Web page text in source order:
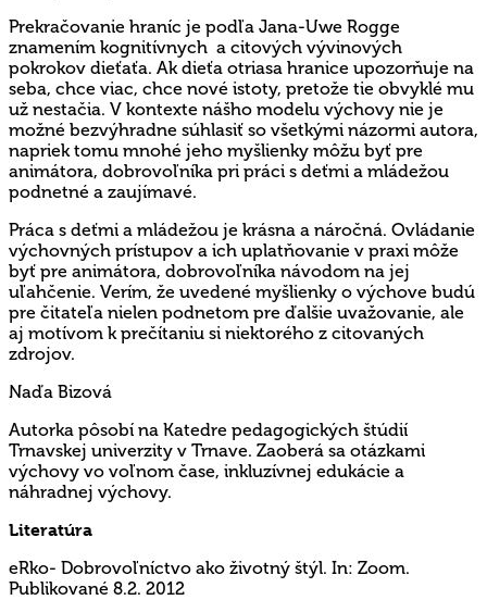
Prekračovanie hraníc je podľa Jana-Uwe Rogge
znamením kognitívnych a citových vývinových
pokrokov dieťaťa. Ak dieťa otriasa hranice upozorňuje na
seba, chce viac, chce nové istoty, pretože tie obvyklé mu
už nestačia. V kontexte nášho modelu výchovy nie je
možné bezvýhradne súhlasiť so všetkými názormi autora,
napriek tomu mnohé jeho myšlienky môžu byť pre
animátora, dobrovoľníka pri práci s deťmi a mládežou
podnetné a zaujímavé.
Práca s deťmi a mládežou je krásna a náročná. Ovládanie
výchovných prístupov a ich uplatňovanie v praxi môže
byť pre animátora, dobrovoľníka návodom na jej
uľahčenie. Verím, že uvedené myšlienky o výchove budú
pre čitateľa nielen podnetom pre ďalšie uvažovanie, ale
aj motívom k prečítaniu si niektorého z citovaných
zdrojov.
Naďa Bizová
Autorka pôsobí na Katedre pedagogických štúdií
Trnavskej univerzity v Trnave. Zaoberá sa otázkami
výchovy vo voľnom čase, inkluzívnej edukácie a
náhradnej výchovy.
Literatúra
eRko- Dobrovoľníctvo ako životný štýl. In: Zoom.
Publikované 8.2. 2012